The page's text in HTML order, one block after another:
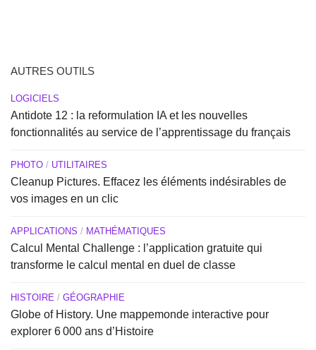
AUTRES OUTILS
LOGICIELS
Antidote 12 : la reformulation IA et les nouvelles
fonctionnalités au service de l’apprentissage du français
PHOTO / UTILITAIRES
Cleanup Pictures. Effacez les éléments indésirables de
vos images en un clic
APPLICATIONS / MATHÉMATIQUES
Calcul Mental Challenge : l’application gratuite qui
transforme le calcul mental en duel de classe
HISTOIRE / GÉOGRAPHIE
Globe of History. Une mappemonde interactive pour
explorer 6 000 ans d’Histoire